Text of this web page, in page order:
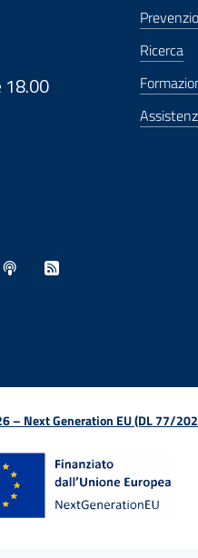
18.00
Ricerca
– Next Generation EU (DL 77/